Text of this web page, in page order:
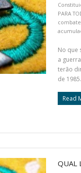
PARA
No que
a
terão
de
Read
QUAL